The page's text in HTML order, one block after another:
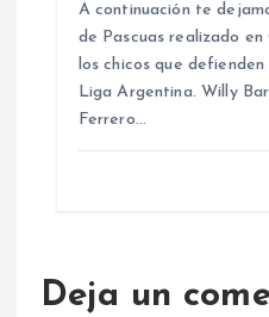
A continuación te
de Pascuas realizado
los chicos que
Liga Argentina. Willy
Ferrero…
Deja un